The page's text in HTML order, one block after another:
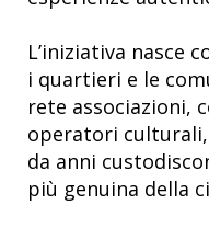
L’iniziativa nasce
i quartieri e le
rete associazioni,
operatori
da anni
più genuina della